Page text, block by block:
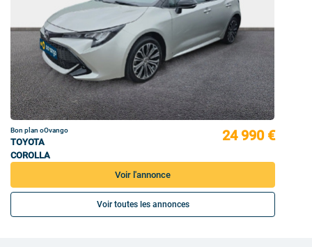
Bon plan oOvango
TOYOTA
COROLLA
24 990 €
Voir l'annonce
Voir toutes les annonces